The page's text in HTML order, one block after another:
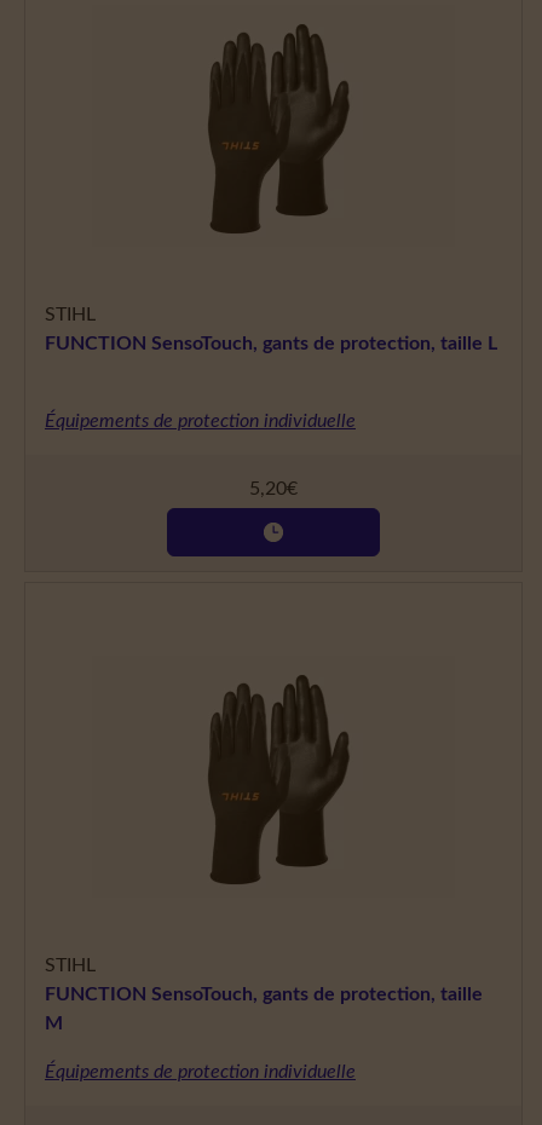
STIHL
FUNCTION SensoTouch, gants de protection, taille L
Équipements de protection individuelle
5,20€
STIHL
FUNCTION SensoTouch, gants de protection, taille
M
Équipements de protection individuelle